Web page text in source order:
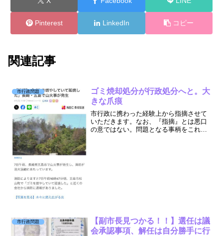
Pinterest LinkedIn コピー
関連記事
市行政問題
ゴミ焼却処分が行政処分へと。大
きな爪痕
市行政に携わった経験上から指摘させて
いただきます。なお、『指摘』とは悪口
の意ではない。問題となる事柄をこれだ
市行政問題
【副市長見つかる！！】選任は議
会承認事項、解任は自分勝手に行